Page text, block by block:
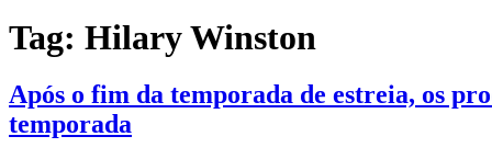
Tag: Hilary Winston
Após o fim da temporada de estreia, os
temporada